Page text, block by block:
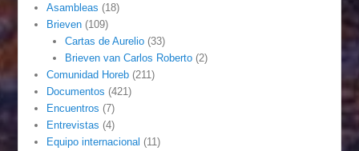
Asambleas (18)
Brieven (109)
Cartas de Aurelio(33)
Brieven van Carlos Roberto(2)
Comunidad Horeb (211)
Documentos (421)
Encuentros (7)
Entrevistas (4)
Equipo internacional (11)